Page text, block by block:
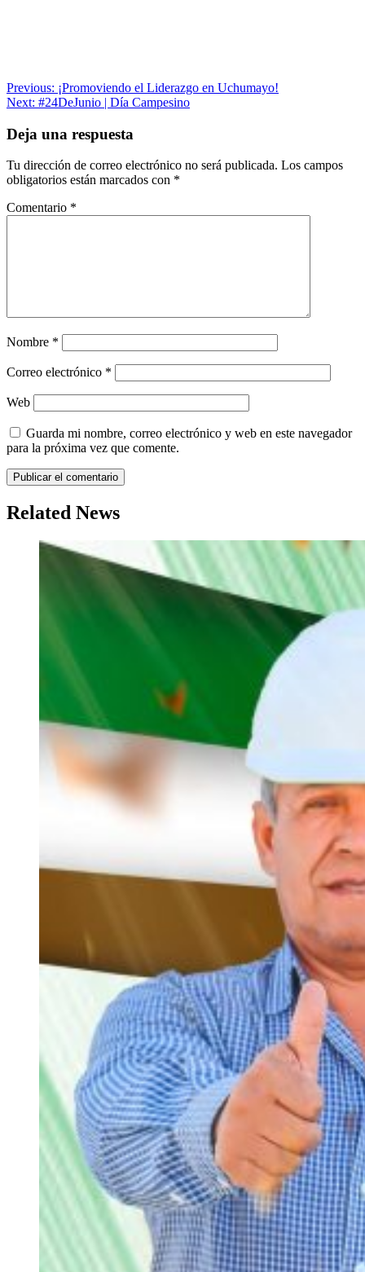
Navegación
de
entradas
Previous: ¡Promoviendo el Liderazgo en Uchumayo!
Next: #24DeJunio | Día Campesino
Deja una respuesta
Tu dirección de correo electrónico no será publicada. Los campos
obligatorios están marcados con *
Comentario *
Nombre *
Correo electrónico *
Web
Guarda mi nombre, correo electrónico y web en este navegador
para la próxima vez que comente.
Related News